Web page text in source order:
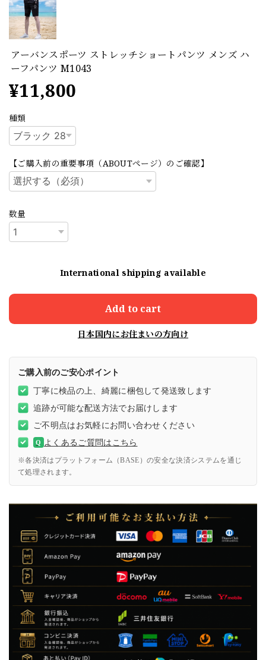
アーバンスポーツ ストレッチショートパンツ メンズ ハ
ーフパンツ M1043
¥11,800
種類
【ご購入前の重要事項（ABOUTページ）のご確認】
数量
International shipping available
Add to cart
日本国内にお住まいの方向け
ご購入前のご安心ポイント
丁寧に検品の上、綺麗に梱包して発送致します
追跡が可能な配送方法でお届けします
ご不明点はお気軽にお問い合わせください
Q よくあるご質問はこちら
※各決済はプラットフォーム（BASE）の安全な決済システムを通じ
て処理されます。